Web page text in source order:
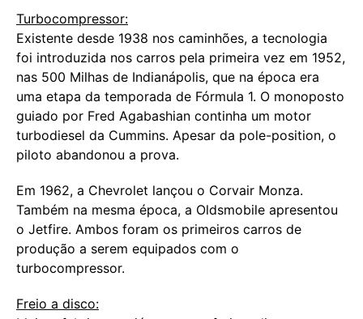
Turbocompressor:
Existente desde 1938 nos caminhões, a tecnologia
foi introduzida nos carros pela primeira vez em 1952,
nas 500 Milhas de Indianápolis, que na época era
uma etapa da temporada de Fórmula 1. O monoposto
guiado por Fred Agabashian continha um motor
turbodiesel da Cummins. Apesar da pole-position, o
piloto abandonou a prova.
Em 1962, a Chevrolet lançou o Corvair Monza.
Também na mesma época, a Oldsmobile apresentou
o Jetfire. Ambos foram os primeiros carros de
produção a serem equipados com o
turbocompressor.
Freio a disco: